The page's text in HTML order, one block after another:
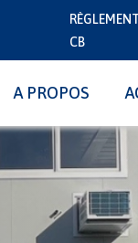
RÈGLEMENT
CB
A PROPOS